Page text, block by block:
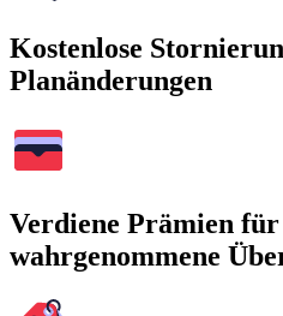
Kostenlose
Planänderungen
Verdiene Prämien für
wahrgenommene